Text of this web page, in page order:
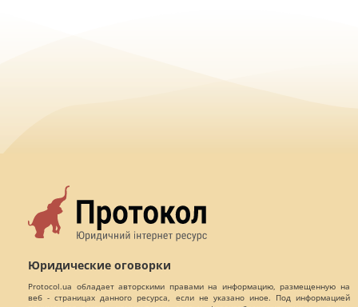
Юридические оговорки
Protocol.ua обладает авторскими правами на информацию, размещенную на
веб - страницах данного ресурса, если не указано иное. Под информацией